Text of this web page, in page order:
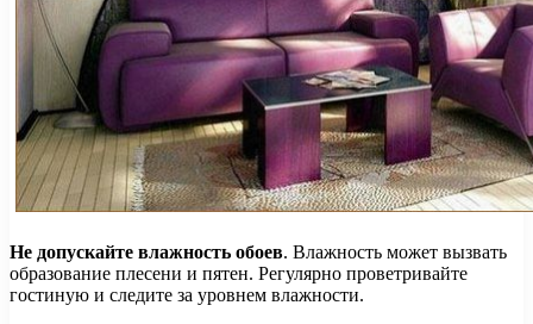
Не допускайте влажность обоев. Влажность может вызвать
образование плесени и пятен. Регулярно проветривайте
гостиную и следите за уровнем влажности.